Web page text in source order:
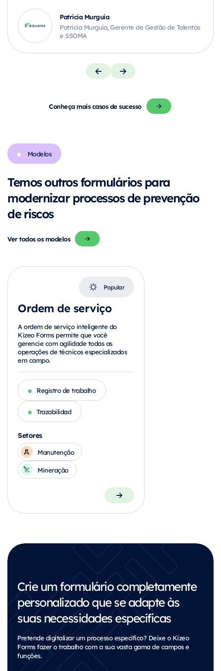
Patricia Murguía
Patricia Murguía, Gerente de Gestão de Talentos
e SSOMA
Conheça mais casos de sucesso
Modelos
Temos outros formulários para
modernizar processos de prevenção
de riscos
Ver todos os modelos
Ordem de serviço
Popular
A ordem de serviço inteligente do
Kizeo Forms permite que você
gerencie com agilidade todas as
operações de técnicos especializados
em campo.
Registro de trabalho
Trazabilidad
Setores
Manutenção
Mineração
Crie um formulário completamente
personalizado que se adapte às
suas necessidades específicas
Pretende digitalizar um processo específico? Deixe o Kizeo
Forms fazer o trabalho com a sua vasta gama de campos e
funções.